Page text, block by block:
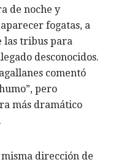
de noche y
fogatas, a
las tribus para
desconocidos.
comentó
pero
más dramático
dirección de